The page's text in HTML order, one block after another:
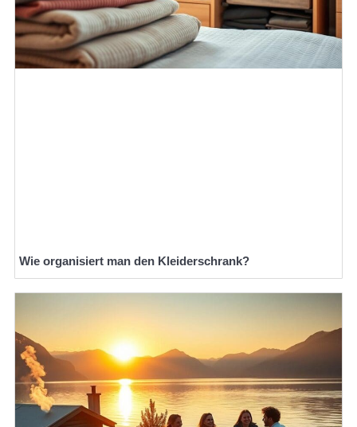
Wie organisiert man den Kleiderschrank?